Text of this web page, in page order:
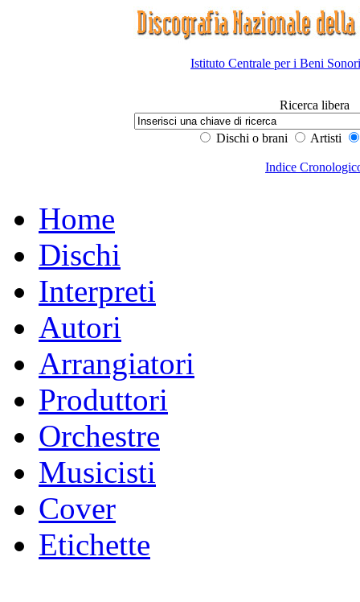
Istituto Centrale per i Beni
Ricerca libera
Dischi o brani Artisti
Indice
Home
Dischi
Interpreti
Autori
Arrangiatori
Produttori
Orchestre
Musicisti
Cover
Etichette